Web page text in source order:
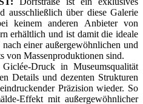
ausschließlich über diese Galerie
keinem anderen Anbieter von
erhältlich und ist damit die ideale
einer außergewöhnlichen und
von Massenproduktionen sind.
Druck in Museumsqualität
Details und dezenten Strukturen
Präzision wieder. So
Effekt mit außergewöhnlicher